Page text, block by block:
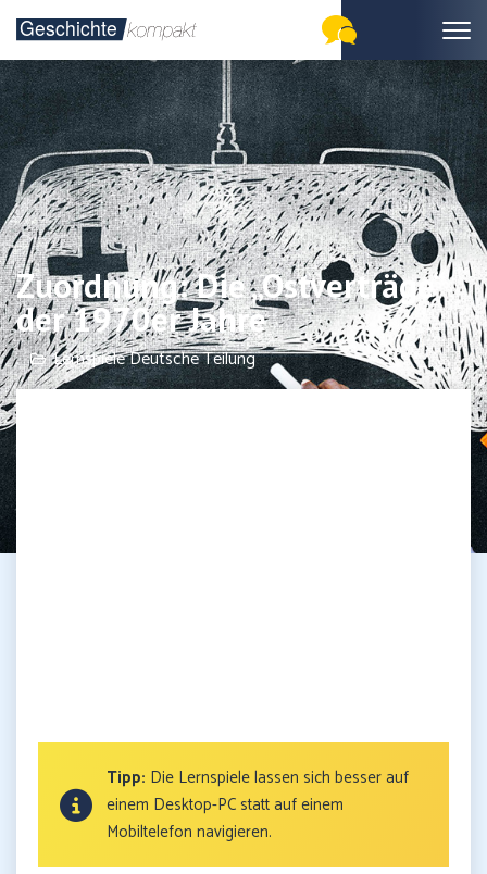
Zuordnung: Die „Ostverträge“
der 1970er Jahre
Lernspiele Deutsche Teilung
Tipp: Die Lernspiele lassen sich besser auf
einem Desktop-PC statt auf einem
Mobiltelefon navigieren.